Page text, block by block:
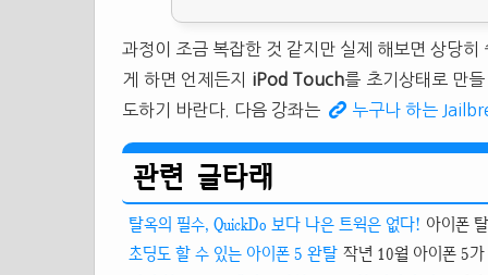
과정이 조금 복잡한 것 같지만 실제 해보면 상당
게 하면 언제든지 iPod Touch를 초기상태로 만
도하기 바란다. 다음 강좌는
누구나 하는
관련 글타래
탈옥의 필수, QuickDo 보다 나은 트윅은 없다! 아이폰
초딩도 할 수 있는 아이폰 5 완탈 작년 10월 아이폰 5